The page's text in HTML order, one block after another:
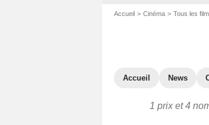
Accueil Cinéma Tous les
Accueil News
1 prix et 4